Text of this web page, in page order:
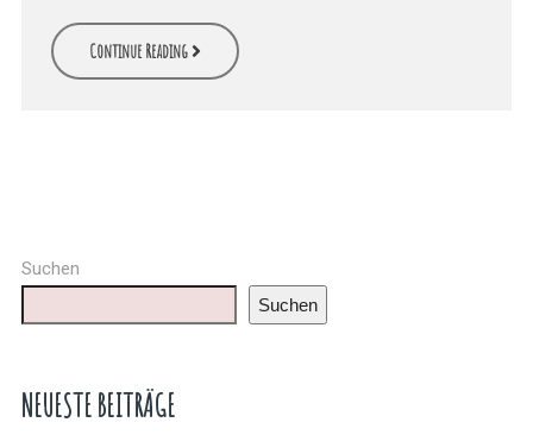
Continue Reading
Suchen
Suchen
NEUESTE BEITRÄGE